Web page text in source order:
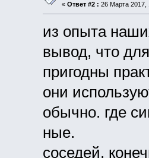
« Ответ #2 : 26 Марта 2017,
из опыта
вывод, что
пригодны
они
обычно. где
ные.
соседей,